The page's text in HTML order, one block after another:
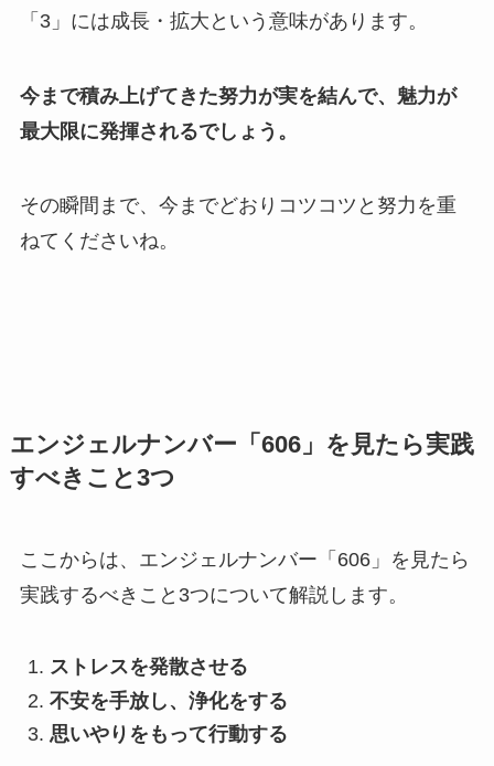
「3」には成長・拡大という意味があります。
今まで積み上げてきた努力が実を結んで、魅力が
最大限に発揮されるでしょう。
その瞬間まで、今までどおりコツコツと努力を重
ねてくださいね。
エンジェルナンバー「606」を見たら実践
すべきこと3つ
ここからは、エンジェルナンバー「606」を見たら
実践するべきこと3つについて解説します。
ストレスを発散させる
不安を手放し、浄化をする
思いやりをもって行動する